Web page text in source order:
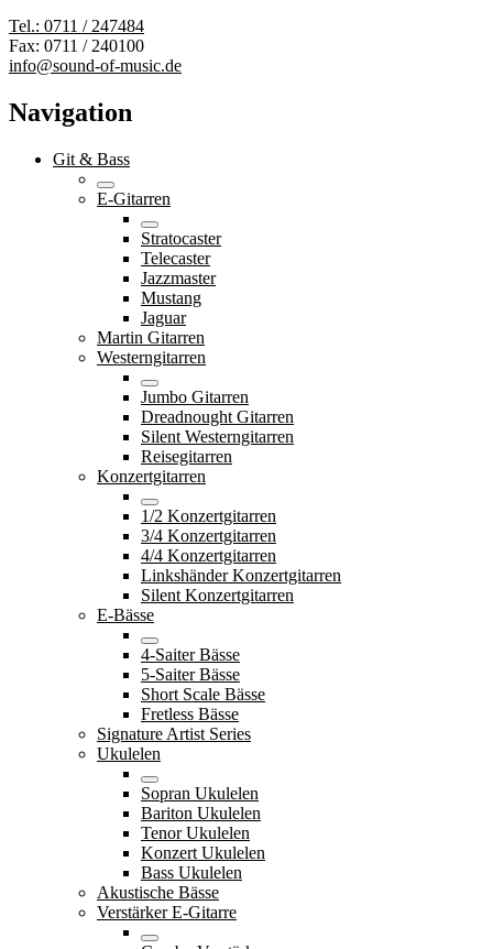
Tel.: 0711 / 247484
Fax: 0711 / 240100
info@sound-of-music.de
Navigation
Git & Bass
E-Gitarren
Stratocaster
Telecaster
Jazzmaster
Mustang
Jaguar
Martin Gitarren
Westerngitarren
Jumbo Gitarren
Dreadnought Gitarren
Silent Westerngitarren
Reisegitarren
Konzertgitarren
1/2 Konzertgitarren
3/4 Konzertgitarren
4/4 Konzertgitarren
Linkshänder Konzertgitarren
Silent Konzertgitarren
E-Bässe
4-Saiter Bässe
5-Saiter Bässe
Short Scale Bässe
Fretless Bässe
Signature Artist Series
Ukulelen
Sopran Ukulelen
Bariton Ukulelen
Tenor Ukulelen
Konzert Ukulelen
Bass Ukulelen
Akustische Bässe
Verstärker E-Gitarre